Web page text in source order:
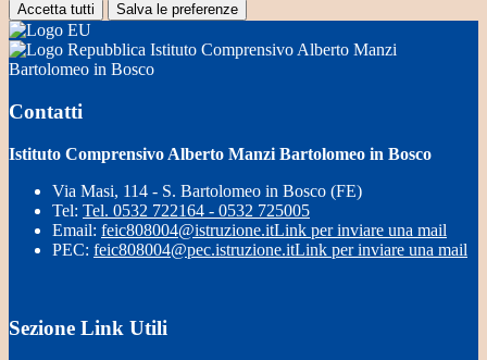
Accetta tutti Salva le preferenze
Istituto Comprensivo Alberto Manzi
Bartolomeo in Bosco
Contatti
Istituto Comprensivo Alberto Manzi Bartolomeo in Bosco
Via Masi, 114 - S. Bartolomeo in Bosco (FE)
Tel: Tel. 0532 722164 - 0532 725005
Email: feic808004@istruzione.itLink per inviare una mail
PEC: feic808004@pec.istruzione.itLink per inviare una mail
Sezione Link Utili